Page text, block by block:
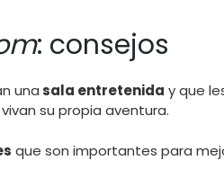
: consejos
unasala entretenida y que
su propia aventura.
que son importantes para